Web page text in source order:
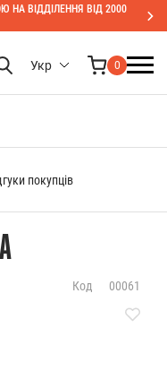
ВІДДІЛЕННЯ ВІД 2000
Укр 0
Код 00061
покупців